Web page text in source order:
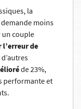
la
demande moins
couple
de
de 23%,
performante et